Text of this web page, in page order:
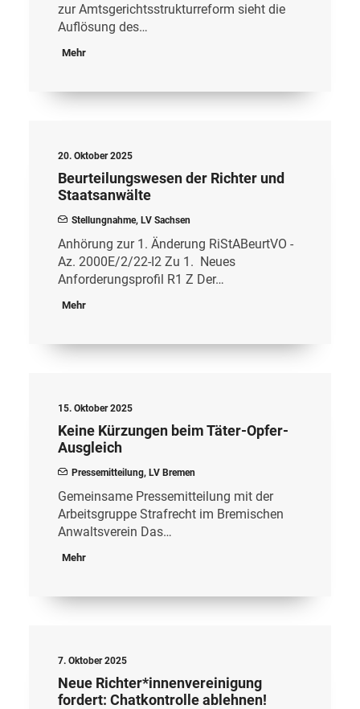
zur Amtsgerichtsstrukturreform sieht die
Auflösung des…
Mehr
20. Oktober 2025
Beurteilungswesen der Richter und
Staatsanwälte
Stellungnahme, LV Sachsen
Anhörung zur 1. Änderung RiStABeurtVO -
Az. 2000E/2/22-I2 Zu 1. Neues
Anforderungsprofil R1 Z Der…
Mehr
15. Oktober 2025
Keine Kürzungen beim Täter-Opfer-
Ausgleich
Pressemitteilung, LV Bremen
Gemeinsame Pressemitteilung mit der
Arbeitsgruppe Strafrecht im Bremischen
Anwaltsverein Das…
Mehr
7. Oktober 2025
Neue Richter*innenvereinigung
fordert: Chatkontrolle ablehnen!